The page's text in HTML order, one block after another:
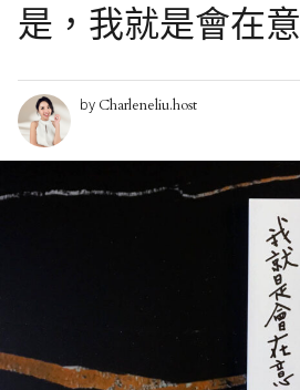
是，我就是會在意
by Charleneliu.host